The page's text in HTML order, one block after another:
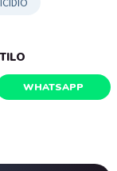
WHATSAPP